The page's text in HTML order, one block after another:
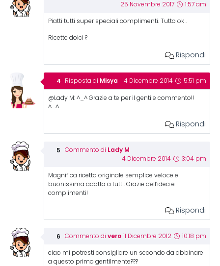
25 Novembre 2017 1:57 am
Piatti tutti super speciali complimenti. Tutto ok .
Ricette dolci ?
Rispondi
Risposta di Misya 4 Dicembre 2014 5:51 pm
@Lady M: ^_^ Grazie a te per il gentile commento!!
^_^
Rispondi
Commento di Lady M
4 Dicembre 2014 3:04 pm
Magnifica ricetta originale semplice veloce e
buonissima adatta a tutti. Grazie dell’idea e
complimenti!
Rispondi
Commento di vero 11 Dicembre 2012 10:18 pm
ciao mi potresti consigliare un secondo da abbinare
a questo primo gentilmente???